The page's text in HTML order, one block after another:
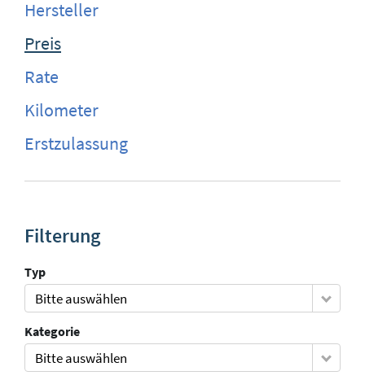
Hersteller
Preis
Rate
Kilometer
Erstzulassung
Filterung
Typ
Bitte auswählen
Kategorie
Bitte auswählen